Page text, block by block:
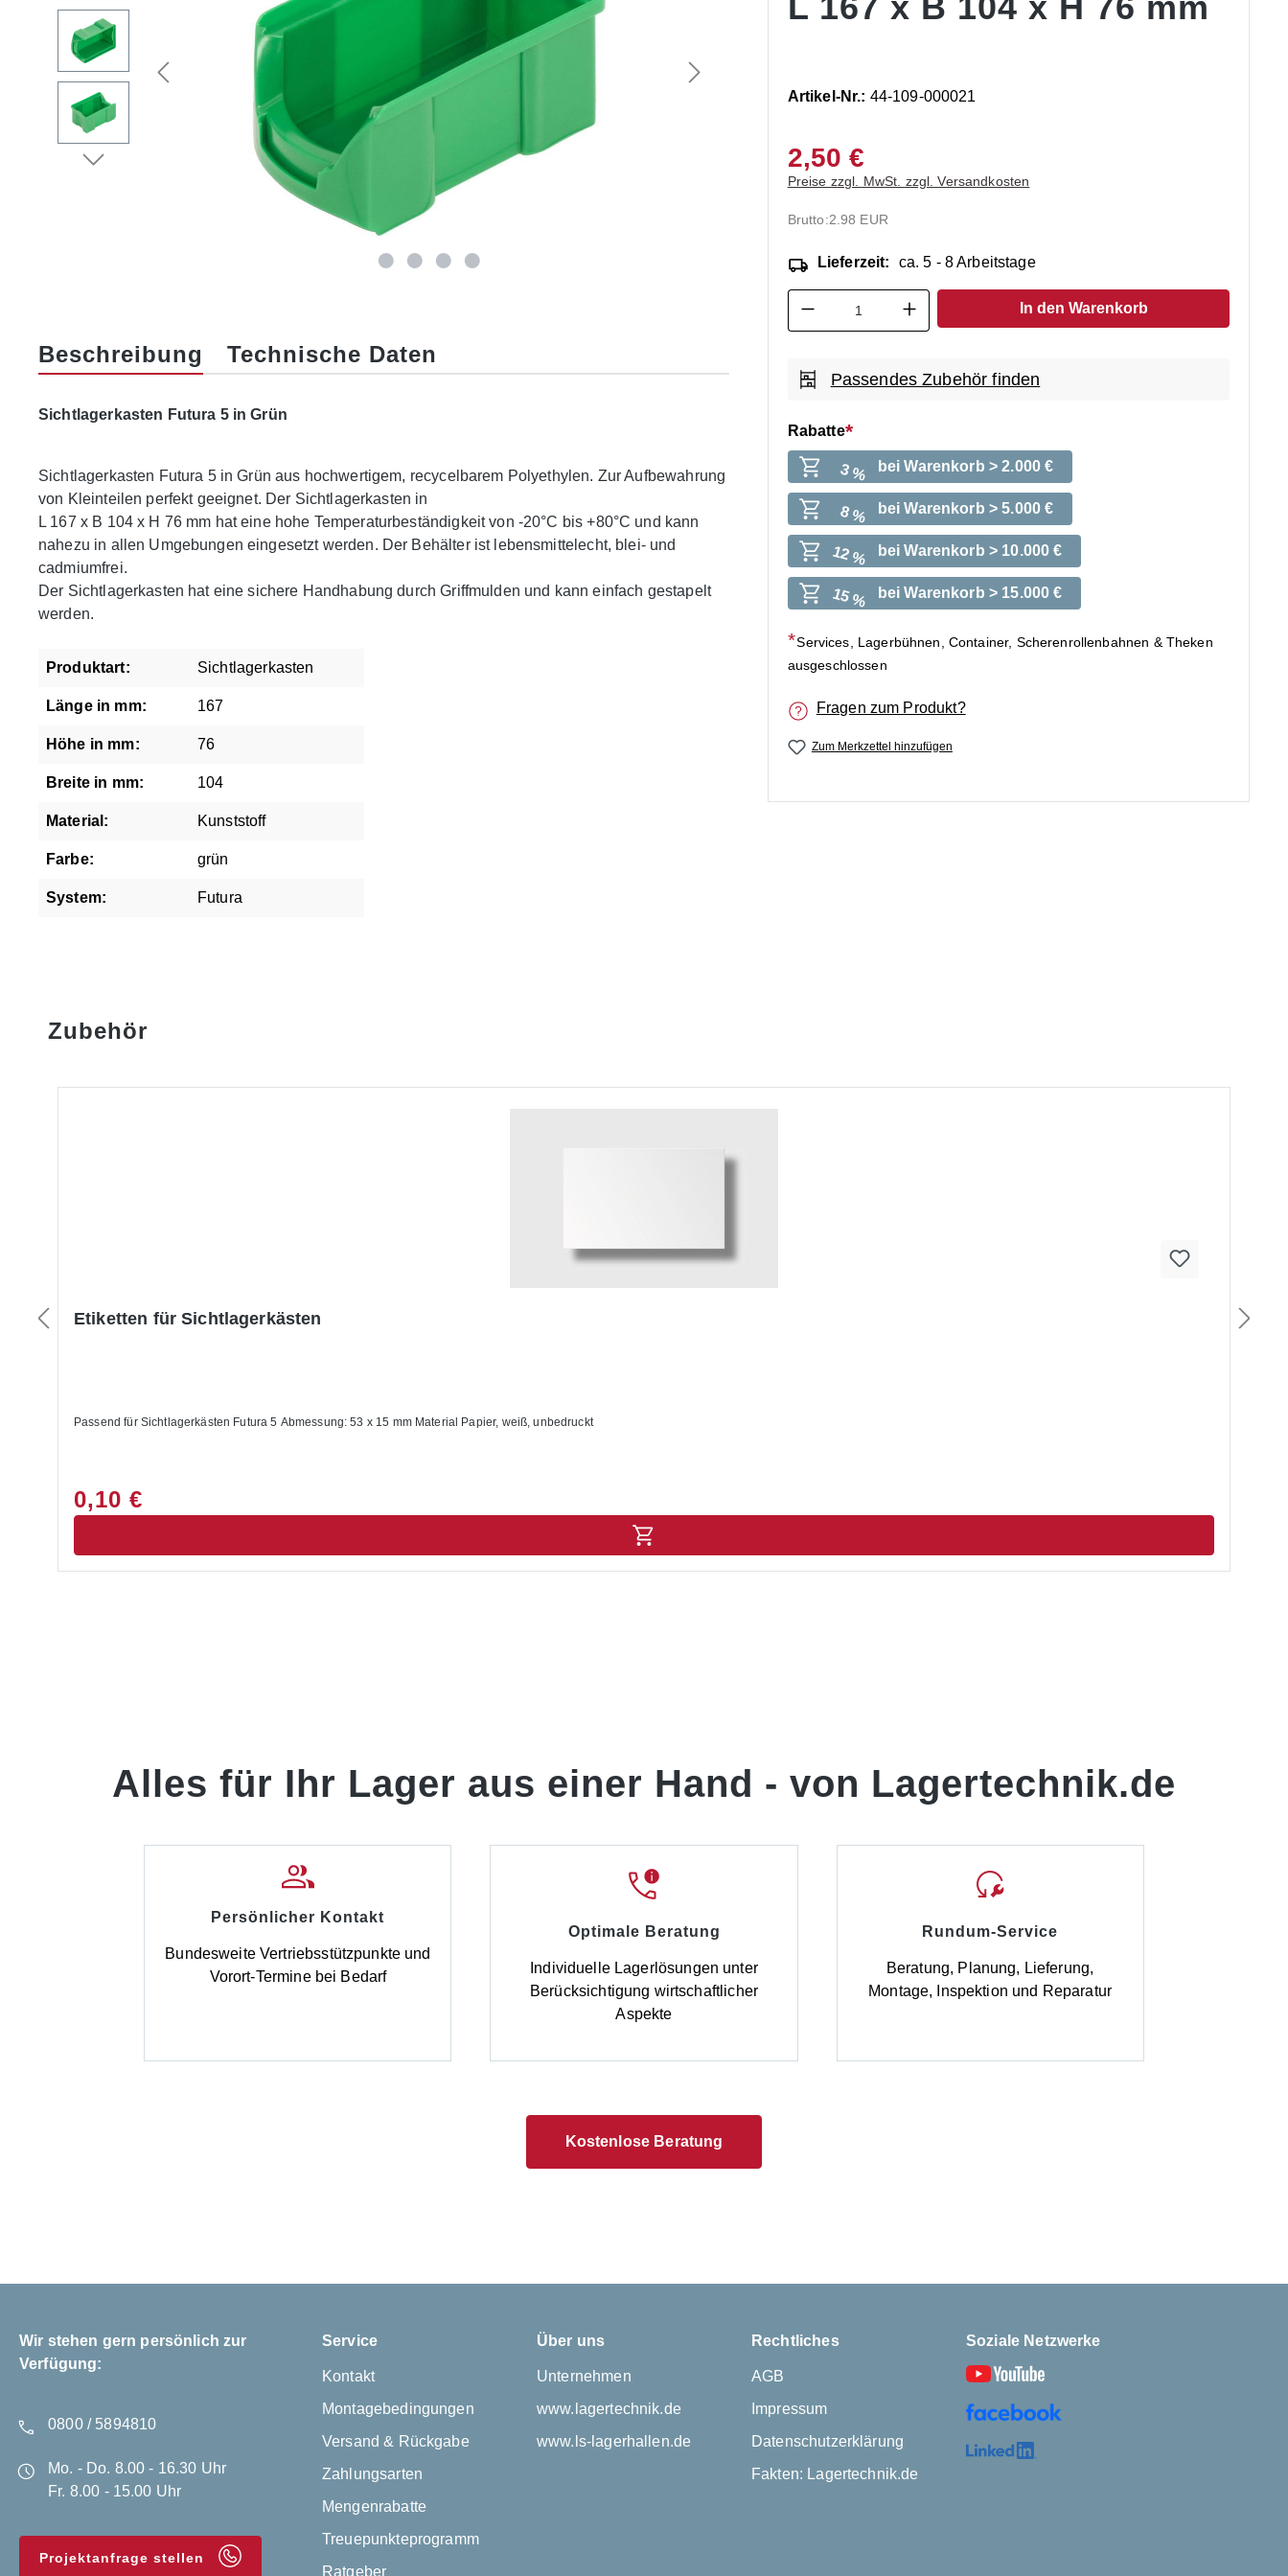
Artikel-Nr.: 44-109-000021
2,50 €
Preise zzgl. MwSt. zzgl. Versandkosten
Brutto:2.98 EUR
Lieferzeit: ca. 5 - 8 Arbeitstage
Produkt Anzahl: Gib den gewünschten Wert ein
In den Warenkorb
Passendes Zubehör finden
Rabatte
3 % bei Warenkorb > 2.000 €
8 % bei Warenkorb > 5.000 €
12 % bei Warenkorb > 10.000 €
15 % bei Warenkorb > 15.000 €
Services, Lagerbühnen, Container, Scherenrollenbahnen & Theken
ausgeschlossen
Fragen zum Produkt?
Zum Merkzettel hinzufügen
Beschreibung Technische Daten
Sichtlagerkasten Futura 5 in Grün
Sichtlagerkasten Futura 5 in Grün aus hochwertigem, recycelbarem Polyethylen. Zur Aufbewahrung
von Kleinteilen perfekt geeignet. Der Sichtlagerkasten in
L 167 x B 104 x H 76 mm hat eine hohe Temperaturbeständigkeit von -20°C bis +80°C und kann
nahezu in allen Umgebungen eingesetzt werden. Der Behälter ist lebensmittelecht, blei- und
cadmiumfrei.
Der Sichtlagerkasten hat eine sichere Handhabung durch Griffmulden und kann einfach gestapelt
werden.
Produktart: Sichtlagerkasten
Länge in mm: 167
Höhe in mm: 76
Breite in mm: 104
Material: Kunststoff
Farbe: grün
System: Futura
Zubehör
Etiketten für Sichtlagerkästen
Passend für Sichtlagerkästen Futura 5 Abmessung: 53 x 15 mm Material Papier, weiß, unbedruckt
0,10 €
Alles für Ihr Lager aus einer Hand - von Lagertechnik.de
Persönlicher Kontakt
Bundesweite Vertriebsstützpunkte und
Vorort-Termine bei Bedarf
Optimale Beratung
Individuelle Lagerlösungen unter
Berücksichtigung wirtschaftlicher
Aspekte
Rundum-Service
Beratung, Planung, Lieferung,
Montage, Inspektion und Reparatur
Kostenlose Beratung
Wir stehen gern persönlich zur
Verfügung:
0800 / 5894810
Mo. - Do. 8.00 - 16.30 Uhr
Fr. 8.00 - 15.00 Uhr
Projektanfrage stellen
Service
Kontakt
Montagebedingungen
Versand & Rückgabe
Zahlungsarten
Mengenrabatte
Treuepunkteprogramm
Ratgeber
Über uns
Unternehmen
www.lagertechnik.de
www.ls-lagerhallen.de
Rechtliches
AGB
Impressum
Datenschutzerklärung
Fakten: Lagertechnik.de
Soziale Netzwerke